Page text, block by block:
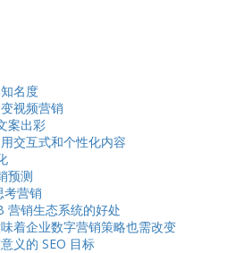
名度
视频营销
案出彩
交互式和个性化内容
预测
考营销
营销生态系统的好处
着企业数字营销策略也需改变
义的 SEO 目标